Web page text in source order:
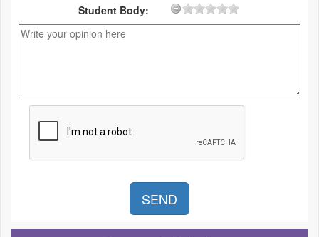
Student Body: